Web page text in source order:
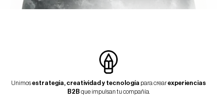
Unimosestrategia, creatividad y tecnología para crearexperiencias
B2B que impulsan tu compañía.